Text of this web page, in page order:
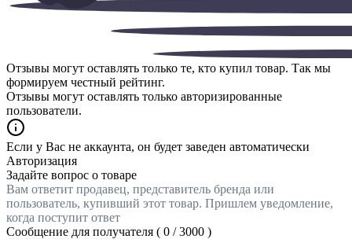
Отзывы могут оставлять только те, кто купил товар. Так мы
формируем честный рейтинг.
Отзывы могут оставлять только авторизированные
пользователи.
Если у Вас не аккаунта, он будет заведен автоматически
Авторизация
Задайте вопрос о товаре
Вам ответит продавец, представитель бренда или
пользователь, купивший этот товар. Пришлем уведомление,
когда поступит ответ
Сообщение для получателя ( 0 /3000 )